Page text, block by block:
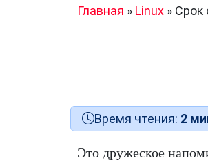
Главная » Linux » Срок
Время чтения: 2
Это дружеское